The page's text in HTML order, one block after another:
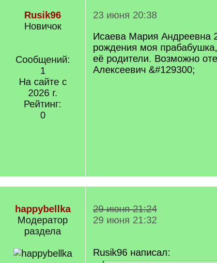
Rusik96
Новичок
Сообщений:
1
На сайте с
2026 г.
Рейтинг:
0
23 июня 20:38
Исаева Мария Андреевна
рождения моя
её родители. Возможно
Алексеевич &#129300;
happybellka
Модератор
раздела
29 июня 21:24
29 июня 21:32
Rusik96 написал: